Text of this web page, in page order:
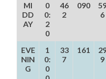
MI
DD
AY
0
0:
2
0
46
2
090
6
EVE
NIN
G
1
0:
0
33
7
161
9